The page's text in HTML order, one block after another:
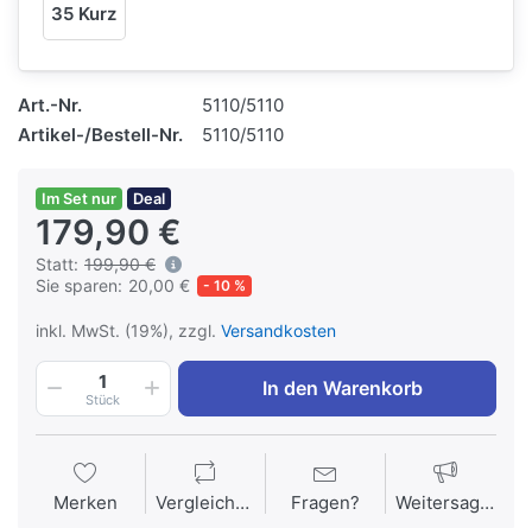
35 Kurz
Art.-Nr.
5110/5110
Artikel-/Bestell-Nr.
5110/5110
Im Set nur Deal
179,90 €
Statt: 199,90 €
Sie sparen: 20,00 € - 10 %
inkl. MwSt. (19%), zzgl. Versandkosten
1
Stück In den Warenkorb
Merken Vergleichen Fragen? Weitersagen